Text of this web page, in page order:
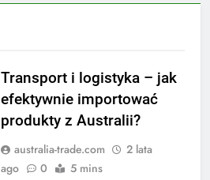
Transport i logistyka – jak
efektywnie importować
produkty z Australii?
australia-trade.com
2 lata
ago
0 5 mins